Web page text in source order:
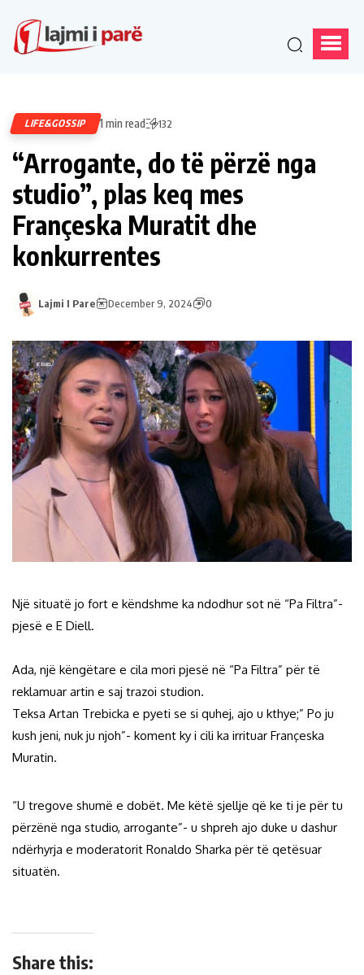
LIFE&GOSSIP 1 min read 132
“Arrogante, do të përzë nga
studio”, plas keq mes
Françeska Muratit dhe
konkurrentes
Lajmi I Pare December 9, 2024 0
Një situatë jo fort e këndshme ka ndodhur sot në “Pa Filtra”-
pjesë e E Diell.
Ada, një këngëtare e cila mori pjesë në “Pa Filtra” për të
reklamuar artin e saj trazoi studion.
Teksa Artan Trebicka e pyeti se si quhej, ajo u kthye;” Po ju
kush jeni, nuk ju njoh”- koment ky i cili ka irrituar Françeska
Muratin.
“U tregove shumë e dobët. Me këtë sjellje që ke ti je për tu
përzënë nga studio, arrogante”- u shpreh ajo duke u dashur
ndërhyrja e moderatorit Ronaldo Sharka për të qetësuar
situatën.
Share this: